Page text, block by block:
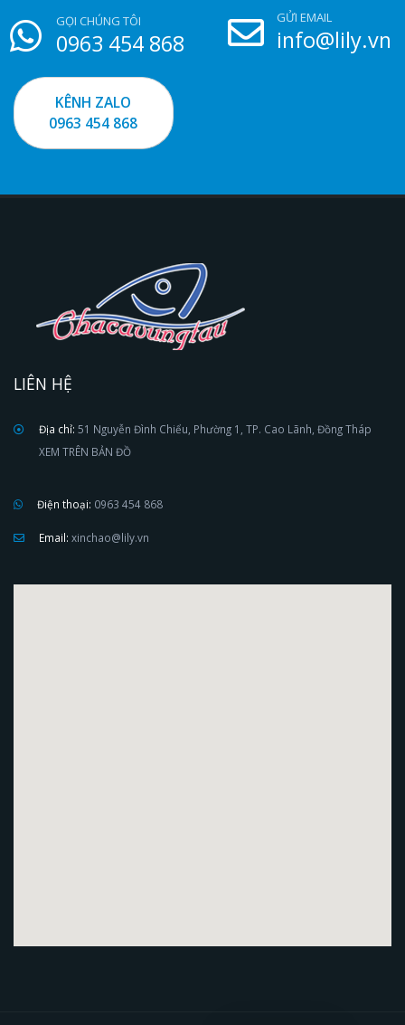
GỌI CHÚNG TÔI
0963 454 868
GỬI EMAIL
info@lily.vn
KÊNH ZALO
0963 454 868
LIÊN HỆ
Địa chỉ: 51 Nguyễn Đình Chiểu, Phường 1, TP. Cao Lãnh, Đồng Tháp
XEM TRÊN BẢN ĐỒ
Điện thoại: 0963 454 868
Email: xinchao@lily.vn